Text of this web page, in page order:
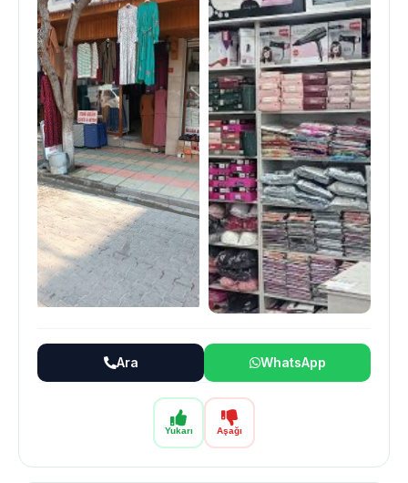
Yukarı Aşağı
Ara WhatsApp